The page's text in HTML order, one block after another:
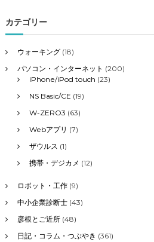
象
:
カテゴリー
ウォーキング(18)
パソコン・インターネット (200)
iPhone/iPod touch (23)
NS Basic/CE (19)
W-ZERO3 (63)
Webアプリ (7)
ザウルス (1)
携帯・デジカメ (12)
ロボット・工作(9)
中小企業診断士(43)
彦根とご近所(48)
日記・コラム・つぶやき (361)